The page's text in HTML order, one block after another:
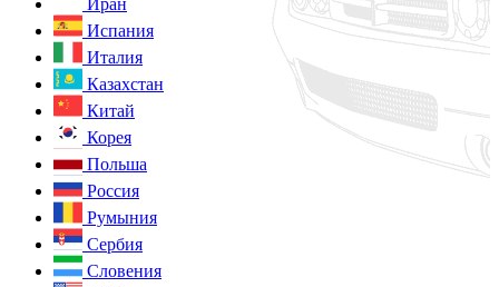
Иран
Испания
Италия
Казахстан
Китай
Корея
Польша
Россия
Румыния
Сербия
Словения